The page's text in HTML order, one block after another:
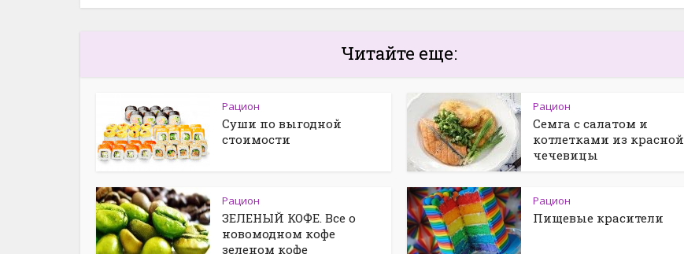
Читайте еще:
Рацион
Суши по выгодной
стоимости
Рацион
Семга с салатом и
котлетками из красной
чечевицы
Рацион
ЗЕЛЕНЫЙ КОФЕ. Все о
новомодном кофе
зеленом кофе
Рацион
Пищевые красители